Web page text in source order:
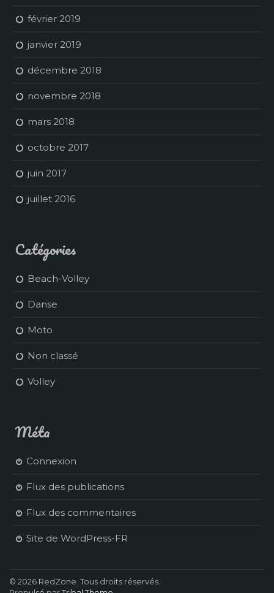
février 2019
janvier 2019
décembre 2018
novembre 2018
mars 2018
octobre 2017
juin 2017
juillet 2016
Catégories
Beach-Volley
Danse
Moto
Non classé
Volley
Méta
Connexion
Flux des publications
Flux des commentaires
Site de WordPress-FR
© 2026 RedZone. Tous droits réservés.